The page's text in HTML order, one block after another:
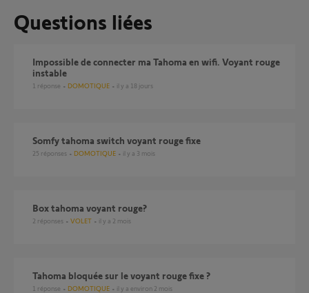
Questions liées
Impossible de connecter ma Tahoma en wifi. Voyant rouge
instable
1 réponse DOMOTIQUE il y a 18 jours
Somfy tahoma switch voyant rouge fixe
25 réponses DOMOTIQUE il y a 3 mois
Box tahoma voyant rouge?
2 réponses VOLET il y a 2 mois
Tahoma bloquée sur le voyant rouge fixe ?
1 réponse DOMOTIQUE il y a environ 2 mois